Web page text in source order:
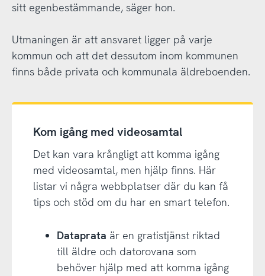
sitt egenbestämmande, säger hon.
Utmaningen är att ansvaret ligger på varje
kommun och att det dessutom inom kommunen
finns både privata och kommunala äldreboenden.
Kom igång med videosamtal
Det kan vara krångligt att komma igång
med videosamtal, men hjälp finns. Här
listar vi några webbplatser där du kan få
tips och stöd om du har en smart telefon.
Dataprata är en gratistjänst riktad
till äldre och datorovana som
behöver hjälp med att komma igång